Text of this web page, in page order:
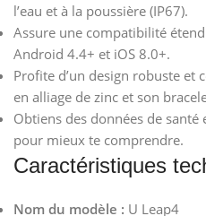
l’eau et à la poussière (IP67).
Assure une compatibilité
Android 4.4+ et iOS 8.0+.
Profite d’un design robuste et
en alliage de zinc et son
Obtiens des données de
pour mieux te comprendre.
Caractéristiques
Nom du modèle : U Leap4